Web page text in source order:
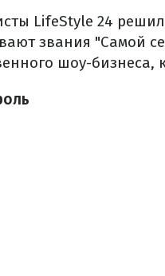
LifeStyle 24
звания "Самой
шоу-бизнеса,